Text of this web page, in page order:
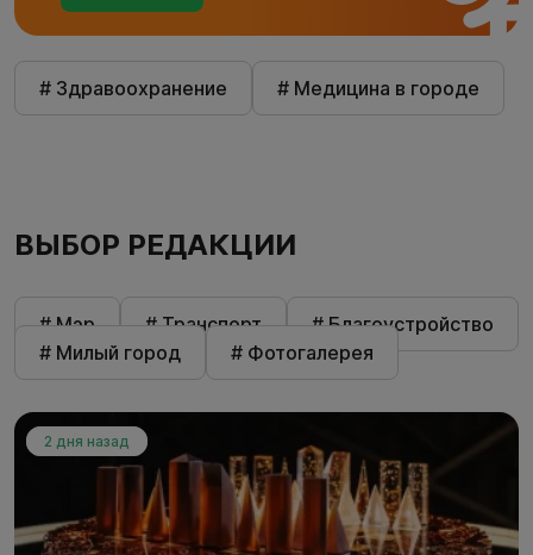
# Здравоохранение # Медицина в городе
ВЫБОР РЕДАКЦИИ
# Мэр # Транспорт
# Благоустройство
# Милый город
# Фотогалерея
2 дня назад